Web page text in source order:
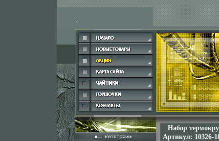
Набор
Артикул: 10326-